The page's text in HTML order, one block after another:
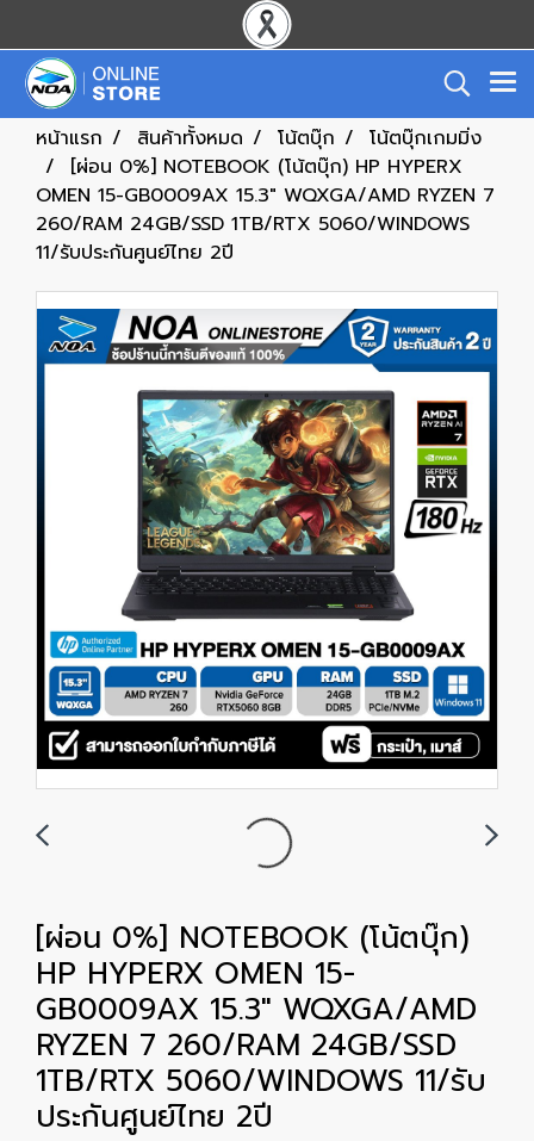
หน้าแรก สินค้าทั้งหมด โน้ตบุ๊ก
โน้ตบุ๊กเกมมิ่ง
[ผ่อน 0%] NOTEBOOK (โน้ตบุ๊ก) HP HYPERX
OMEN 15-GB0009AX 15.3" WQXGA/AMD RYZEN 7
260/RAM 24GB/SSD 1TB/RTX 5060/WINDOWS
11/รับประกันศูนย์ไทย 2ปี
[ผ่อน 0%] NOTEBOOK (โน้ตบุ๊ก)
HP HYPERX OMEN 15-
GB0009AX 15.3" WQXGA/AMD
RYZEN 7 260/RAM 24GB/SSD
1TB/RTX 5060/WINDOWS 11/รับ
ประกันศูนย์ไทย 2ปี